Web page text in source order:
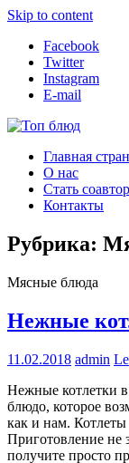
Skip to content
Facebook
Twitter
Instagram
E-mail
Топ блюд
Рецепты со всего
Главная
О нас
Стать
Контакты
Рубрика:
Мясные блюда
Нежные
11.02.2018 admin
Нежные котлетки в
блюдо, которое
как и нам.
Приготовление не
получите просто